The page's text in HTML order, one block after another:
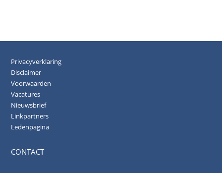
Privacyverklaring
Disclaimer
Voorwaarden
Vacatures
Nieuwsbrief
Linkpartners
Ledenpagina
CONTACT